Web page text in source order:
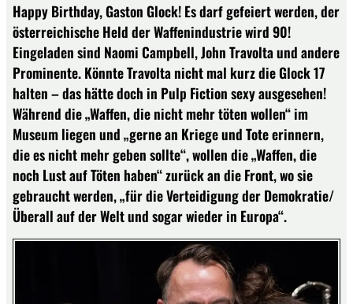
Happy Birthday, Gaston Glock! Es darf gefeiert werden, der
österreichische Held der Waffenindustrie wird 90!
Eingeladen sind Naomi Campbell, John Travolta und andere
Prominente. Könnte Travolta nicht mal kurz die Glock 17
halten – das hätte doch in Pulp Fiction sexy ausgesehen!
Während die „Waffen, die nicht mehr töten wollen“ im
Museum liegen und „gerne an Kriege und Tote erinnern,
die es nicht mehr geben sollte“, wollen die „Waffen, die
noch Lust auf Töten haben“ zurück an die Front, wo sie
gebraucht werden, „für die Verteidigung der Demokratie/
Überall auf der Welt und sogar wieder in Europa“.